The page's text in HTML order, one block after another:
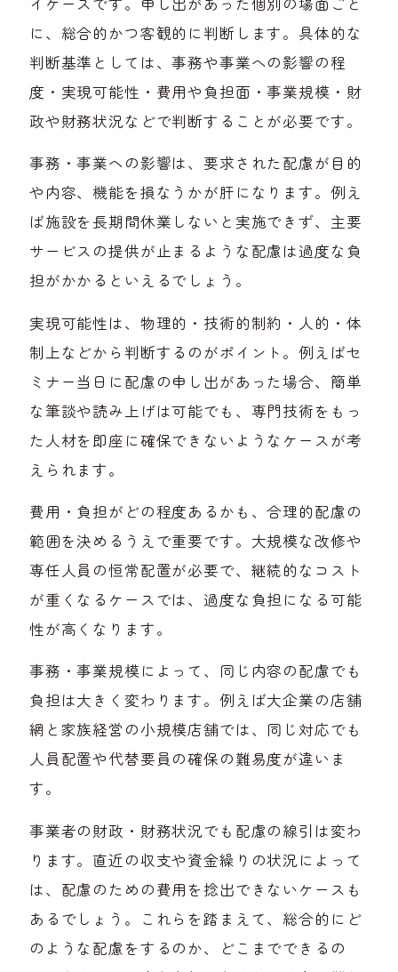
に、総合的かつ客観的に判断します。具体的な
判断基準としては、事務や事業への影響の程
度・実現可能性・費用や負担面・事業規模・財
政や財務状況などで判断することが必要です。
事務・事業への影響は、要求された配慮が目的
や内容、機能を損なうかが肝になります。例え
ば施設を長期間休業しないと実施できず、主要
サービスの提供が止まるような配慮は過度な負
担がかかるといえるでしょう。
実現可能性は、物理的・技術的制約・人的・体
制上などから判断するのがポイント。例えばセ
ミナー当日に配慮の申し出があった場合、簡単
な筆談や読み上げは可能でも、専門技術をもっ
た人材を即座に確保できないようなケースが考
えられます。
費用・負担がどの程度あるかも、合理的配慮の
範囲を決めるうえで重要です。大規模な改修や
専任人員の恒常配置が必要で、継続的なコスト
が重くなるケースでは、過度な負担になる可能
性が高くなります。
事務・事業規模によって、同じ内容の配慮でも
負担は大きく変わります。例えば大企業の店舗
網と家族経営の小規模店舗では、同じ対応でも
人員配置や代替要員の確保の難易度が違いま
す。
事業者の財政・財務状況でも配慮の線引は変わ
ります。直近の収支や資金繰りの状況によって
は、配慮のための費用を捻出できないケースも
あるでしょう。これらを踏まえて、総合的にど
のような配慮をするのか、どこまでできるの